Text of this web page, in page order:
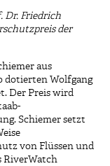
Dr. Friedrich
der
aus
dotierten Wolfgang
Der Preis wird
Schiemer setzt
von Flüssen und
RiverWatch